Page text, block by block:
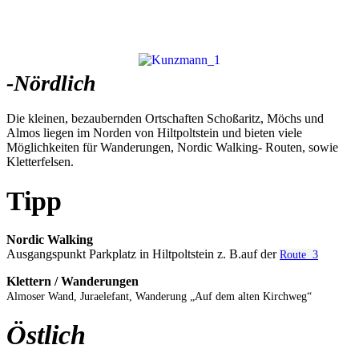
-Nördlich
Die kleinen, bezaubernden Ortschaften Schoßaritz, Möchs und
Almos liegen im Norden von Hiltpoltstein und bieten viele
Möglichkeiten für Wanderungen, Nordic Walking- Routen, sowie
Kletterfelsen.
Tipp
Nordic Walking
Ausgangspunkt Parkplatz in Hiltpoltstein z. B.auf der Route 3
Klettern / Wanderungen
Almoser Wand, Juraelefant, Wanderung „Auf dem alten Kirchweg“
Östlich